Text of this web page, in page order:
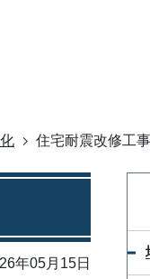
住宅耐震改修工
年05月15日